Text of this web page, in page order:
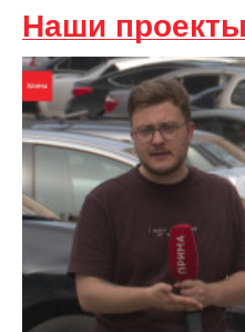
Наши проекты